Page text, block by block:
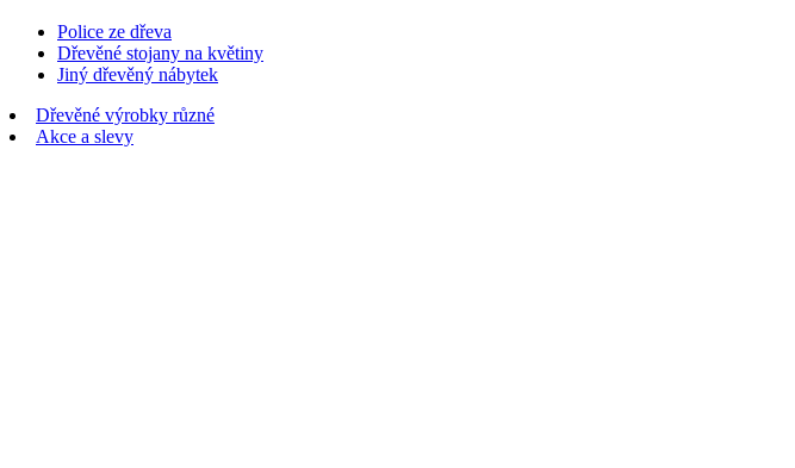
Police ze dřeva
Dřevěné stojany na květiny
Jiný dřevěný nábytek
Dřevěné výrobky různé
Akce a slevy